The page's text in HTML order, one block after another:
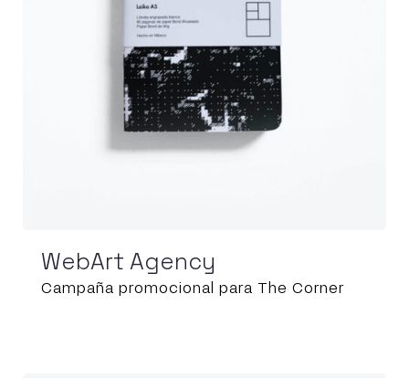
WebArt Agency
Campaña promocional para The Corner